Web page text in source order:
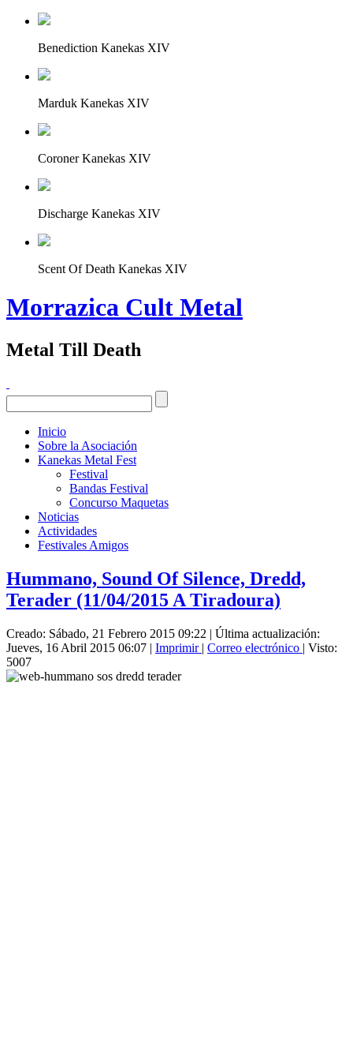
Benediction Kanekas XIV
Marduk Kanekas XIV
Coroner Kanekas XIV
Discharge Kanekas XIV
Scent Of Death Kanekas XIV
Morrazica Cult Metal
Metal Till Death
Inicio
Sobre la Asociación
Kanekas Metal Fest
Festival
Bandas Festival
Concurso Maquetas
Noticias
Actividades
Festivales Amigos
Hummano, Sound Of Silence, Dredd,
Terader (11/04/2015 A Tiradoura)
Creado: Sábado, 21 Febrero 2015 09:22 | Última actualización:
Jueves, 16 Abril 2015 06:07 | Imprimir | Correo electrónico | Visto:
5007